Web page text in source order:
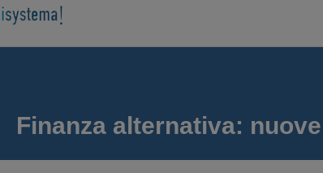
Finanza alternativa: